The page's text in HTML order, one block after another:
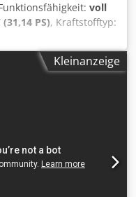
voll
PS), Kraftstofftyp:
HD12 VO
2015 CredpfxKleinanzeige